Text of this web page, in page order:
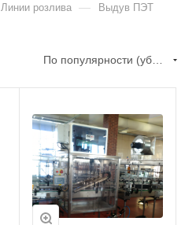
Линии розлива — Выдув ПЭТ